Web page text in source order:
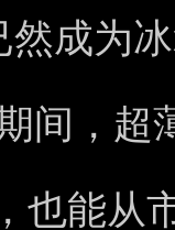
成为
间，超
也能从